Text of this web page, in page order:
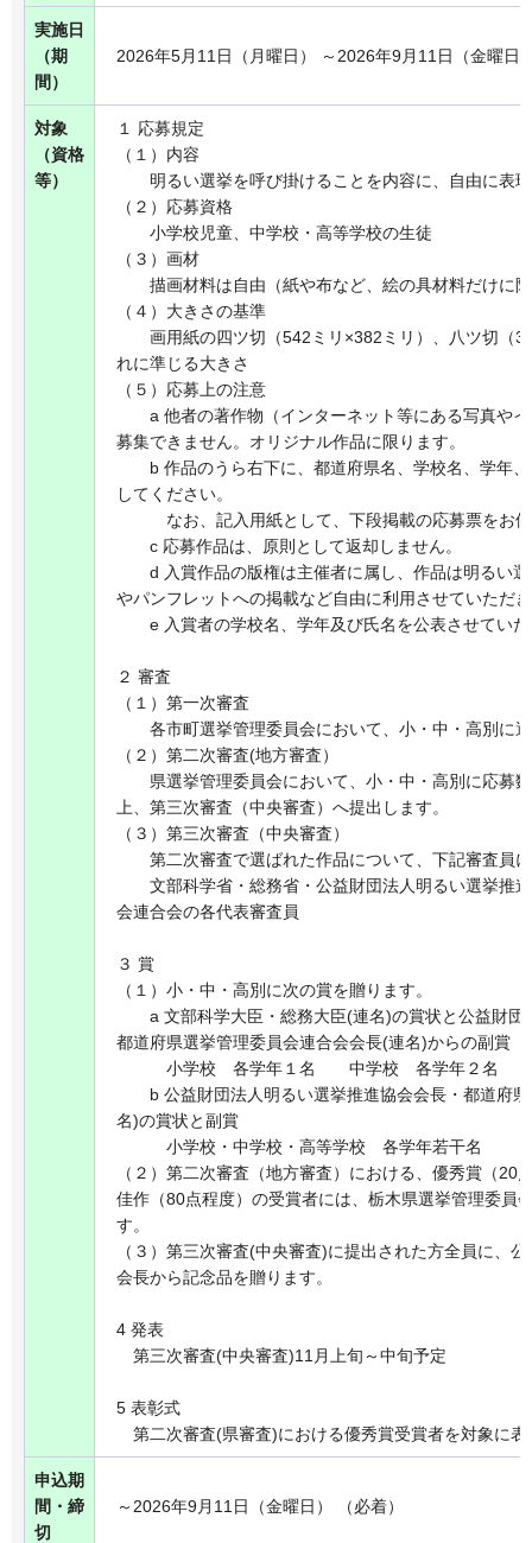
実施日
（期
間）
2026年5月11日（月曜日） ～2026年9月11日（金曜日
対象
（資格
等）
１ 応募規定
（１）内容
明るい選挙を呼び掛けることを内容に、自由に表
（２）応募資格
小学校児童、中学校・高等学校の生徒
（３）画材
描画材料は自由（紙や布など、絵の具材料だけに
（４）大きさの基準
画用紙の四ツ切（542ミリ×382ミリ）、八ツ切（
れに準じる大きさ
（５）応募上の注意
a 他者の著作物（インターネット等にある写真やイ
募集できません。オリジナル作品に限ります。
b 作品のうら右下に、都道府県名、学校名、学年、
してください。
なお、記入用紙として、下段掲載の応募票をお使
c 応募作品は、原則として返却しません。
d 入賞作品の版権は主催者に属し、作品は明るい選
やパンフレットへの掲載など自由に利用させていただ
e 入賞者の学校名、学年及び氏名を公表させていた
２ 審査
（１）第一次審査
各市町選挙管理委員会において、小・中・高別に
（２）第二次審査(地方審査）
県選挙管理委員会において、小・中・高別に応募数
上、第三次審査（中央審査）へ提出します。
（３）第三次審査（中央審査）
第二次審査で選ばれた作品について、下記審査員に
文部科学省・総務省・公益財団法人明るい選挙推進
会連合会の各代表審査員
３ 賞
（１）小・中・高別に次の賞を贈ります。
a 文部科学大臣・総務大臣(連名)の賞状と公益財団
都道府県選挙管理委員会連合会会長(連名)からの副賞
小学校 各学年１名 中学校 各学年２名 高
b 公益財団法人明るい選挙推進協会会長・都道府県
名)の賞状と副賞
小学校・中学校・高等学校 各学年若干名
（２）第二次審査（地方審査）における、優秀賞（20
佳作（80点程度）の受賞者には、栃木県選挙管理委員
す。
（３）第三次審査(中央審査)に提出された方全員に、
会長から記念品を贈ります。
4 発表
第三次審査(中央審査)11月上旬～中旬予定
5 表彰式
第二次審査(県審査)における優秀賞受賞者を対象に表
申込期
間・締
切
～2026年9月11日（金曜日） （必着）